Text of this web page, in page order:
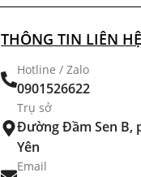
THÔNG TIN LIÊN HỆ
Hotline / Zalo
0901526622
Trụ sở
Đường Đầm Sen B,
Yên
Email